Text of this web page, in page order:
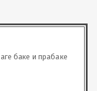
баке и прабаке